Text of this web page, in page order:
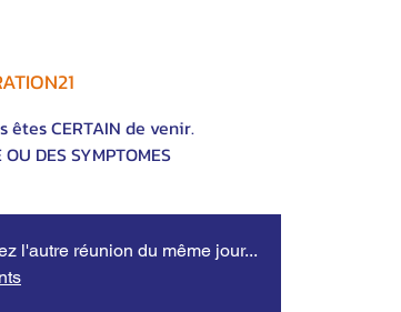
êtes CERTAIN de venir.
DES SYMPTOMES
l'autre réunion du même jour...